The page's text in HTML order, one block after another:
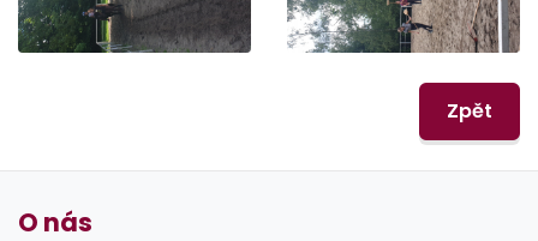
Zpět
O nás